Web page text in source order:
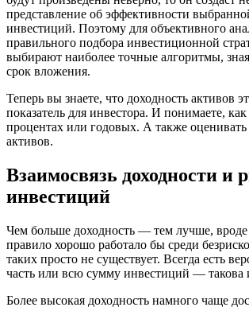
представление об эффективности
инвестиций. Поэтому для объективного
правильного подбора инвестиционной
выбирают наиболее точные алгоритмы,
срок вложения.
Теперь вы знаете, что доходность активов
показатель для инвестора. И понимаете, как
процентах или годовых. А также оценивать
активов.
Взаимосвязь доходности и
инвестиций
Чем больше доходность — тем лучше,
правило хорошо работало бы среди
таких просто не существует. Всегда есть
часть или всю сумму инвестиций — такова
Более высокая доходность намного чаще